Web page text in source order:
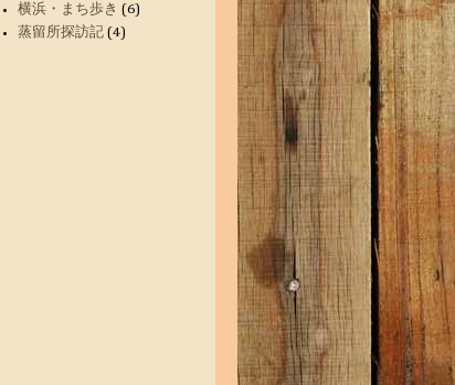
横浜・まち歩き (6)
蒸留所探訪記 (4)